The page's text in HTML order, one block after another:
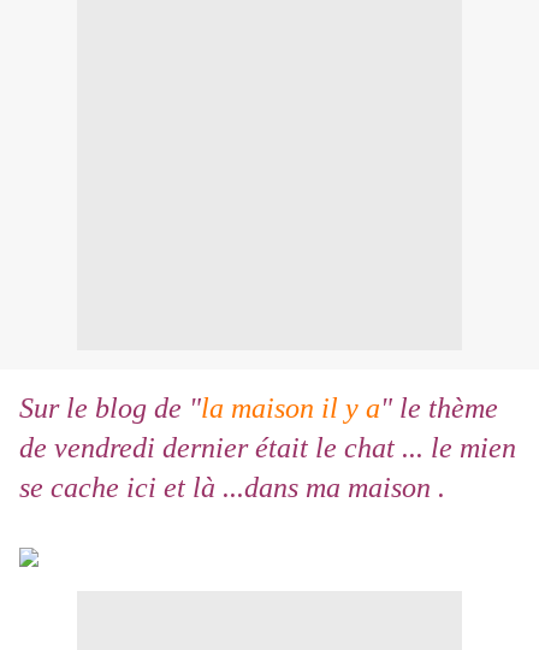
Sur le blog de "la maison il y a" le thème
de vendredi dernier était le chat ... le mien
se cache ici et là ...dans ma maison .